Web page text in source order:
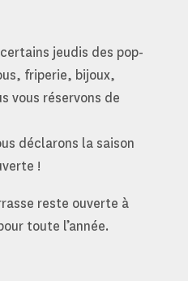
jeudis des pop-
friperie, bijoux,
vous réservons de
déclarons la saison
!
reste ouverte à
toute l’année.